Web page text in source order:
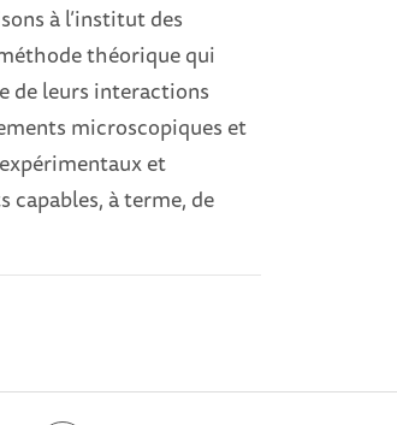
à l’institut des
théorique qui
de leurs interactions
microscopiques et
et
à terme, de